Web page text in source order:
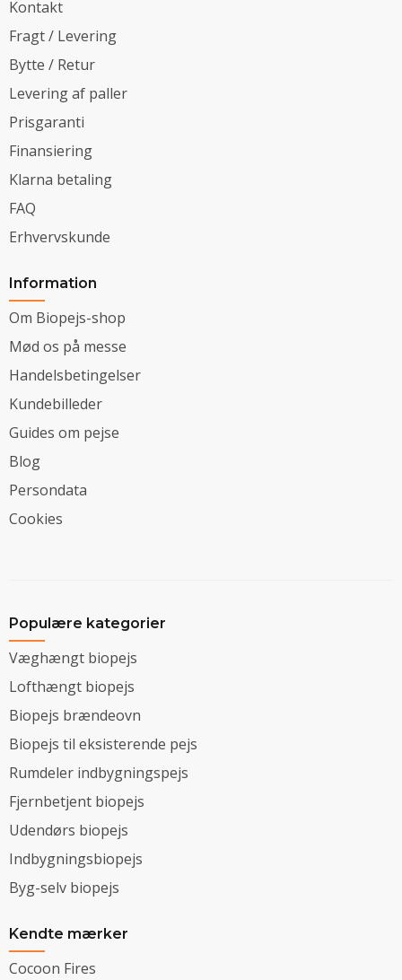
Kontakt
Fragt / Levering
Bytte / Retur
Levering af paller
Prisgaranti
Finansiering
Klarna betaling
FAQ
Erhvervskunde
Information
Om Biopejs-shop
Mød os på messe
Handelsbetingelser
Kundebilleder
Guides om pejse
Blog
Persondata
Cookies
Populære kategorier
Væghængt biopejs
Lofthængt biopejs
Biopejs brændeovn
Biopejs til eksisterende pejs
Rumdeler indbygningspejs
Fjernbetjent biopejs
Udendørs biopejs
Indbygningsbiopejs
Byg-selv biopejs
Kendte mærker
Cocoon Fires